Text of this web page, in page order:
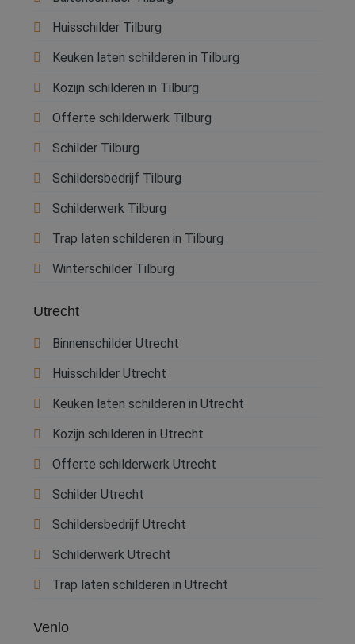
Huisschilder Tilburg
Keuken laten schilderen in Tilburg
Kozijn schilderen in Tilburg
Offerte schilderwerk Tilburg
Schilder Tilburg
Schildersbedrijf Tilburg
Schilderwerk Tilburg
Trap laten schilderen in Tilburg
Winterschilder Tilburg
Utrecht
Binnenschilder Utrecht
Huisschilder Utrecht
Keuken laten schilderen in Utrecht
Kozijn schilderen in Utrecht
Offerte schilderwerk Utrecht
Schilder Utrecht
Schildersbedrijf Utrecht
Schilderwerk Utrecht
Trap laten schilderen in Utrecht
Venlo
SM
.c.clarity.ms
ANONCHK
Microsoft